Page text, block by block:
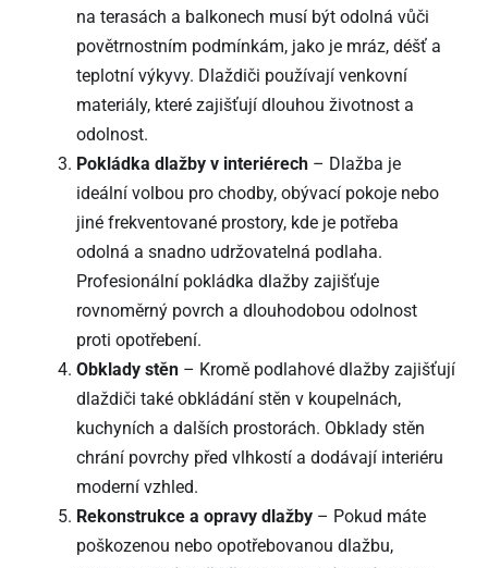
na terasách a balkonech musí být odolná vůči
povětrnostním podmínkám, jako je mráz, déšť a
teplotní výkyvy. Dlaždiči používají venkovní
materiály, které zajišťují dlouhou životnost a
odolnost.
Pokládka dlažby v interiérech– Dlažba je
ideální volbou pro chodby, obývací pokoje nebo
jiné frekventované prostory, kde je potřeba
odolná a snadno udržovatelná podlaha.
Profesionální pokládka dlažby zajišťuje
rovnoměrný povrch a dlouhodobou odolnost
proti opotřebení.
Obklady stěn– Kromě podlahové dlažby zajišťují
dlaždiči také obkládání stěn v koupelnách,
kuchyních a dalších prostorách. Obklady stěn
chrání povrchy před vlhkostí a dodávají interiéru
moderní vzhled.
Rekonstrukce a opravy dlažby– Pokud máte
poškozenou nebo opotřebovanou dlažbu,